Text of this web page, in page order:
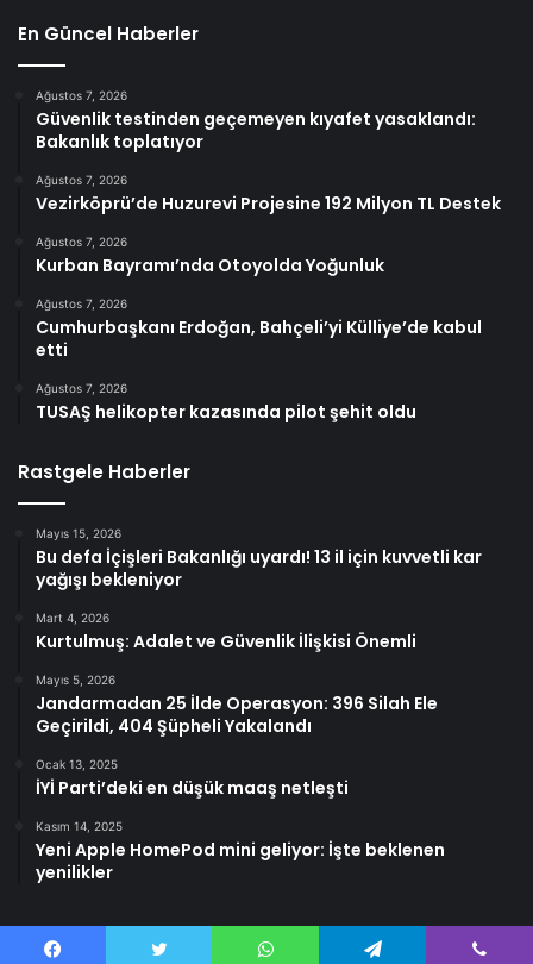
En Güncel Haberler
Ağustos 7, 2026
Güvenlik testinden geçemeyen kıyafet yasaklandı:
Bakanlık toplatıyor
Ağustos 7, 2026
Vezirköprü’de Huzurevi Projesine 192 Milyon TL Destek
Ağustos 7, 2026
Kurban Bayramı’nda Otoyolda Yoğunluk
Ağustos 7, 2026
Cumhurbaşkanı Erdoğan, Bahçeli’yi Külliye’de kabul
etti
Ağustos 7, 2026
TUSAŞ helikopter kazasında pilot şehit oldu
Rastgele Haberler
Mayıs 15, 2026
Bu defa İçişleri Bakanlığı uyardı! 13 il için kuvvetli kar
yağışı bekleniyor
Mart 4, 2026
Kurtulmuş: Adalet ve Güvenlik İlişkisi Önemli
Mayıs 5, 2026
Jandarmadan 25 İlde Operasyon: 396 Silah Ele
Geçirildi, 404 Şüpheli Yakalandı
Ocak 13, 2025
İYİ Parti’deki en düşük maaş netleşti
Kasım 14, 2025
Yeni Apple HomePod mini geliyor: İşte beklenen
yenilikler